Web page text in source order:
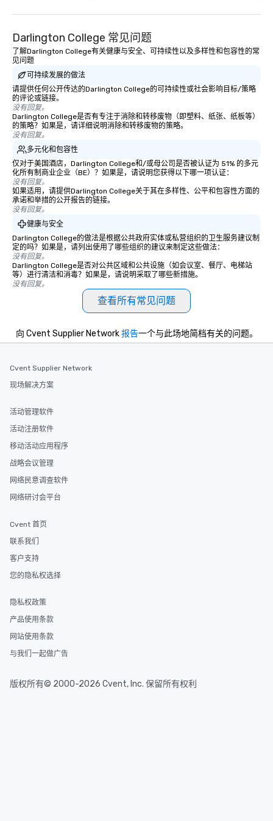
Darlington College 常见问题
了解Darlington College有关健康与安全、可持续性以及多样性和包容性的常
见问题
可持续发展的做法
请提供任何公开传达的Darlington College的可持续性或社会影响目标/策略
的评论或链接。
没有回复。
Darlington College是否有专注于消除和转移废物（即塑料、纸张、纸板等）
的策略？如果是，请详细说明消除和转移废物的策略。
没有回复。
多元化和包容性
仅对于美国酒店，Darlington College和/或母公司是否被认证为 51% 的多元
化所有制商业企业（BE）？如果是，请说明您获得以下哪一项认证：
没有回复。
如果适用，请提供Darlington College关于其在多样性、公平和包容性方面的
承诺和举措的公开报告的链接。
没有回复。
健康与安全
Darlington College的做法是根据公共政府实体或私营组织的卫生服务建议制
定的吗？如果是，请列出使用了哪些组织的建议来制定这些做法：
没有回复。
Darlington College是否对公共区域和公共设施（如会议室、餐厅、电梯站
等）进行清洁和消毒？如果是，请说明采取了哪些新措施。
没有回复。
查看所有常见问题
向 Cvent Supplier Network报告一个与此场地简档有关的问题。
Cvent Supplier Network
现场解决方案
活动管理软件
活动注册软件
移动活动应用程序
战略会议管理
网络民意调查软件
网络研讨会平台
Cvent 首页
联系我们
客户支持
您的隐私权选择
隐私权政策
产品使用条款
网站使用条款
与我们一起做广告
版权所有© 2000-2026 Cvent, Inc. 保留所有权利